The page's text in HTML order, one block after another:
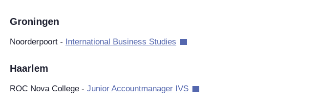
Groningen
Noorderpoort - International Business Studies
Haarlem
ROC Nova College - Junior Accountmanager IVS